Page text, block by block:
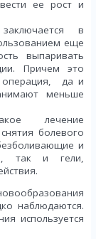
ее рост и
в
еще
выпаривать
Причем это
операция, да и
меньше
лечение
болевого
и
так и гели,
наблюдаются.
используется